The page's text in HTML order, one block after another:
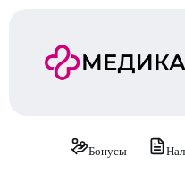
Бонусы